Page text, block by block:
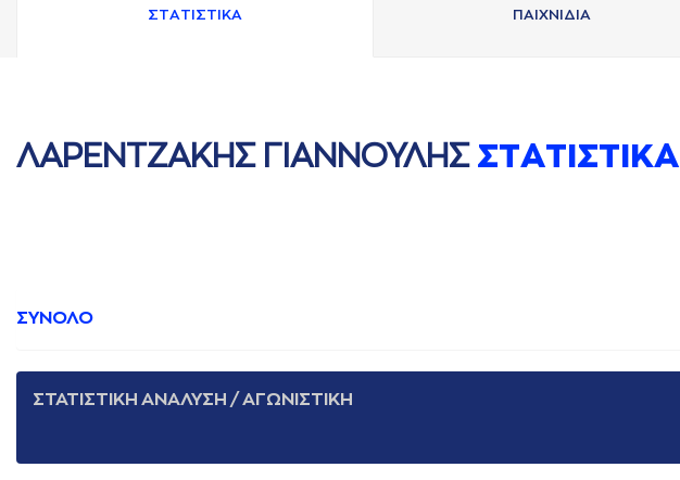
ΣΤAΤΙΣΤΙΚA ΠAΙΧΝΙΔΙA
ΛAΡΕΝΤΖAΚΗΣ ΓΙAΝΝΟΥΛΗΣ ΣΤAΤΙΣΤΙΚA
ΣΥΝΟΛΟ
ΣΤΑΤΙΣΤΙΚΗ ΑΝΑΛΥΣΗ / ΑΓΩΝΙΣΤΙΚΗ